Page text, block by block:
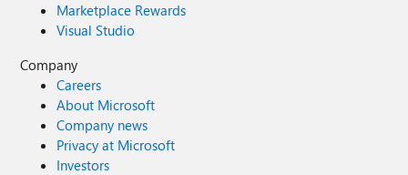
Marketplace Rewards
Visual Studio
Company
Careers
About Microsoft
Company news
Privacy at Microsoft
Investors